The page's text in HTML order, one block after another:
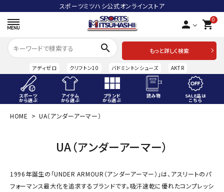
スポーツミツハシ公式オンラインストア
person 0
shopping_cart
search
もっと詳しく検索
アディゼロ クリフトン10 バドミントンシューズ AKTR
スポーツ
から選ぶ
アイテム
から選ぶ
ブランド
から選ぶ
読み物 SALE品は
こちら
ACCOUNT MENU
person 会員登録
スポーツから選ぶ
HOME UA（アンダーアーマー）
UA（アンダーアーマー）
1996年誕生の「UNDER ARMOUR（アンダーアーマー）」は、アスリートのパ
フォーマンス最大化を追求するブランドです。吸汗速乾に優れたコンプレッシ